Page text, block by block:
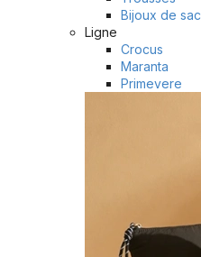
Bijoux de sac
Ligne
Crocus
Maranta
Primevere